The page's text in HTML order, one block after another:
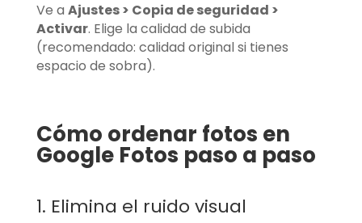
Ve a Ajustes > Copia de seguridad >
Activar. Elige la calidad de subida
(recomendado: calidad original si tienes
espacio de sobra).
Cómo ordenar fotos en
Google Fotos paso a paso
1. Elimina el ruido visual